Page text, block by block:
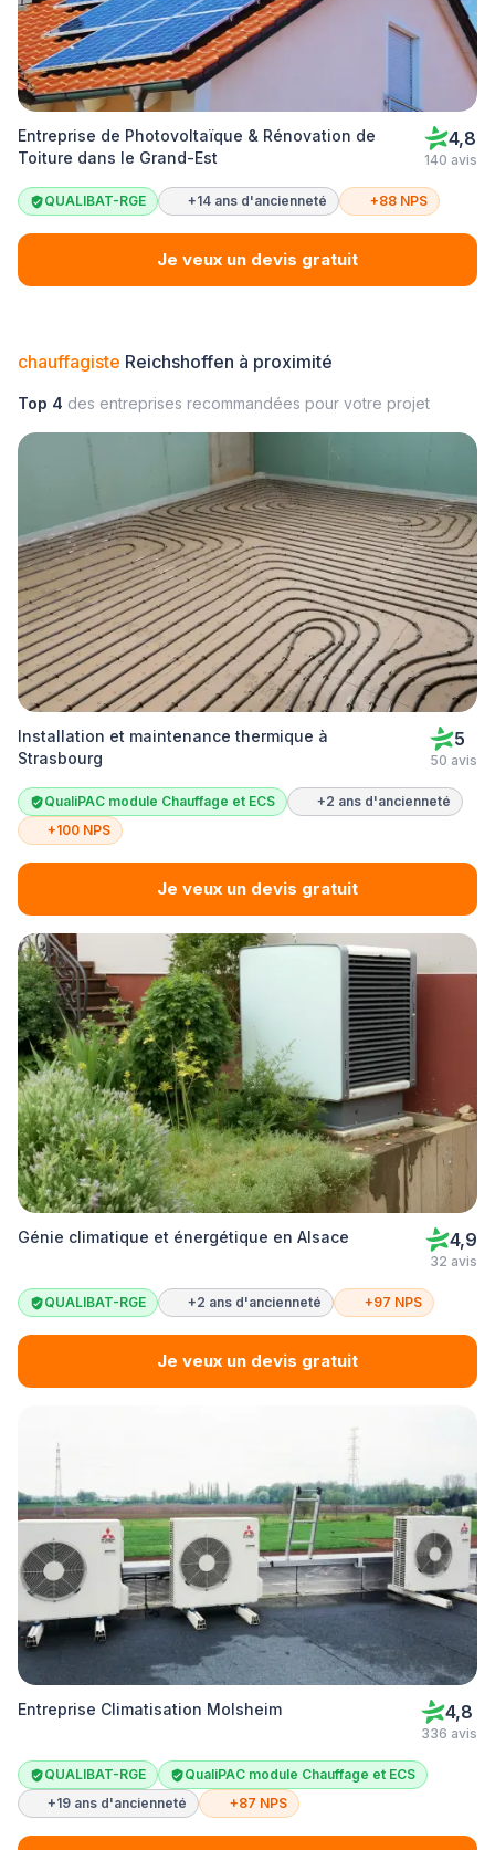
Entreprise de Photovoltaïque & Rénovation de
Toiture dans le Grand-Est
4,8
140 avis
QUALIBAT-RGE +14 ans d'ancienneté +88 NPS
Je veux un devis gratuit
chauffagiste Reichshoffen à proximité
Top 4 des entreprises recommandées pour votre projet
Installation et maintenance thermique à
Strasbourg
5
50 avis
QualiPAC module Chauffage et ECS
+2 ans d'ancienneté
+100 NPS
Je veux un devis gratuit
Génie climatique et énergétique en Alsace 4,9
32 avis
QUALIBAT-RGE +2 ans d'ancienneté +97 NPS
Je veux un devis gratuit
Entreprise Climatisation Molsheim 4,8
336 avis
QUALIBAT-RGE
QualiPAC module Chauffage et ECS
+19 ans d'ancienneté
+87 NPS